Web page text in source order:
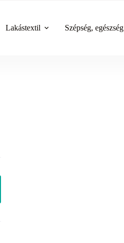
Lakástextil Szépség, egészség